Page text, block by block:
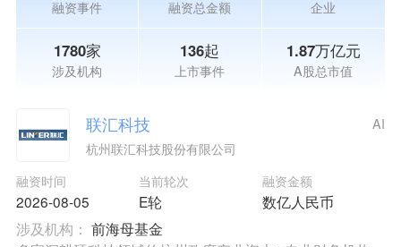
融资事件 融资总金额 企业
1780家
涉及机构
136起
上市事件
1.87万亿元
A股总市值
联汇科技
杭州联汇科技股份有限公司
融资时间
2026-08-05
当前轮次
E轮
融资金额
数亿人民币
AI
涉及机构： 前海母基金